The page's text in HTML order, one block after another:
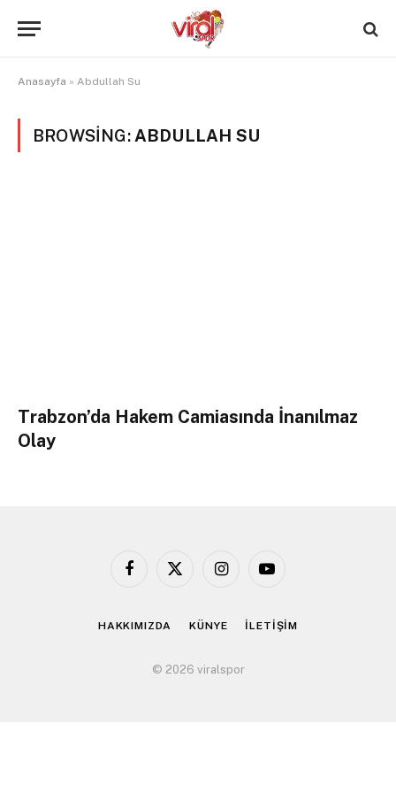
Anasayfa » Abdullah Su
BROWSING: ABDULLAH SU
Trabzon’da Hakem Camiasında İnanılmaz
Olay
Facebook
X
InstagramYouTube
HAKKIMIZDA KÜNYE İLETİŞİM
© 2026 viralspor